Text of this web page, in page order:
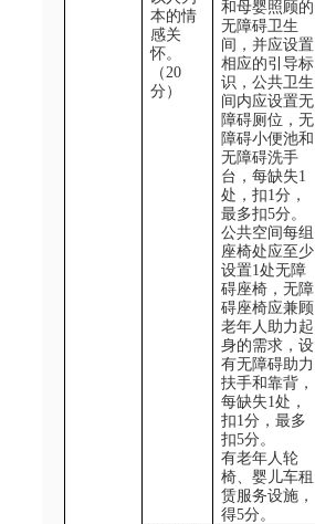
本的情
感关
怀。
（ 20
分）
和母婴照顾的
无障碍卫生
间，并应设置
相应的引导标
识，公共卫生
间内应设置无
障碍厕位，无
障碍小便池和
无障碍洗手
台，每缺失1
处，扣1分，
最多扣5分。
公共空间每组
座椅处应至少
设置1处无障
碍座椅，无障
碍座椅应兼顾
老年人助力起
身的需求，设
有无障碍助力
扶手和靠背，
每缺失1处，
扣1分，最多
扣5分。
有老年人轮
椅、婴儿车租
赁服务设施，
得5分。